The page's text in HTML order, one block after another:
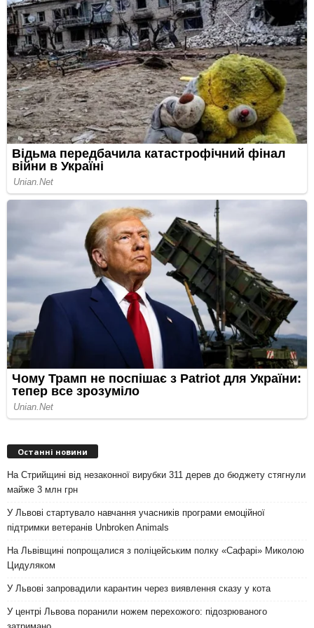
Останні новини
На Стрийщині від незаконної вирубки 311 дерев до бюджету стягнули
майже 3 млн грн
У Львові стартувало навчання учасників програми емоційної
підтримки ветеранів Unbroken Animals
На Львівщині попрощалися з поліцейським полку «Сафарі» Миколою
Цидуляком
У Львові запровадили карантин через виявлення сказу у кота
У центрі Львова поранили ножем перехожого: підозрюваного